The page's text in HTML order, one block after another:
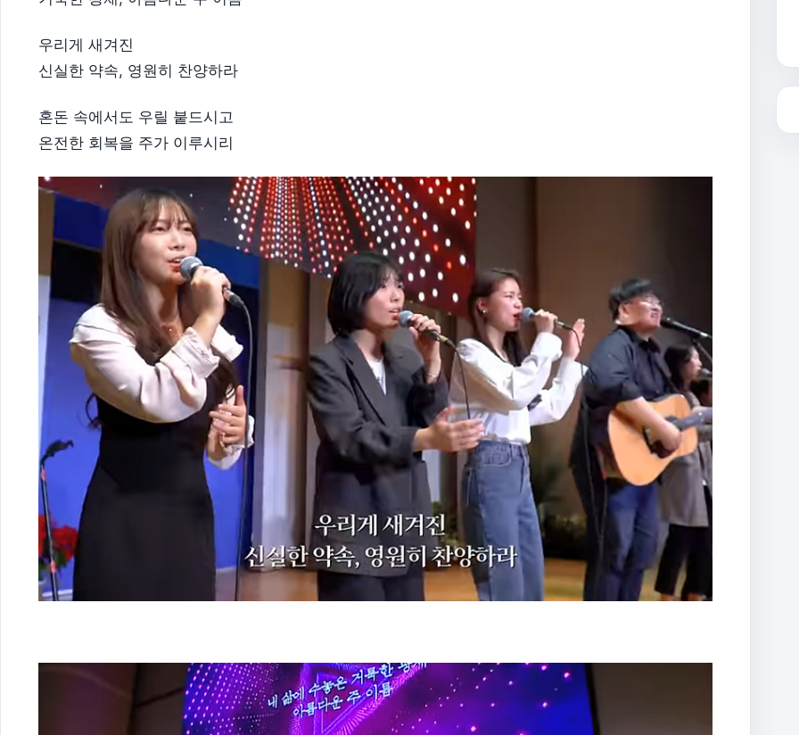
우리게 새겨진
신실한 약속, 영원히 찬양하라
혼돈 속에서도 우릴 붙드시고
온전한 회복을 주가 이루시리